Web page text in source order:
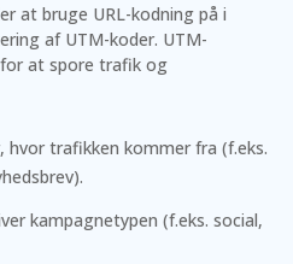
at bruge URL-kodning på i
af UTM-koder. UTM-
at spore trafik og
hvor trafikken kommer fra (f.eks.
kampagnetypen (f.eks. social,